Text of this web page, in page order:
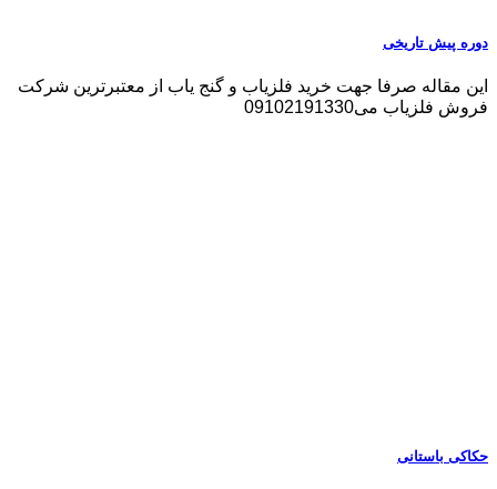
دوره پیش تاریخی
این مقاله صرفا جهت خرید فلزیاب و گنج یاب از معتبرترین شرکت
فروش فلزیاب می09102191330
حکاکی باستانی